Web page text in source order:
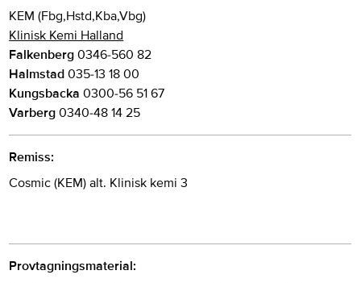
KEM (Fbg,Hstd,Kba,Vbg)
Klinisk Kemi Halland
Falkenberg 0346-560 82
Halmstad 035-13 18 00
Kungsbacka 0300-56 51 67
Varberg 0340-48 14 25
Remiss:
Cosmic (KEM) alt. Klinisk kemi 3
Provtagningsmaterial: